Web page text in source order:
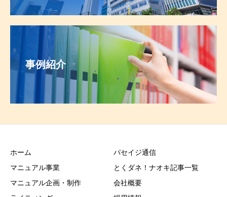
事例紹介
ホーム
マニュアル事業
マニュアル企画・制作
パセイジ通信
とくダネ！ナオキ記事一覧
会社概要